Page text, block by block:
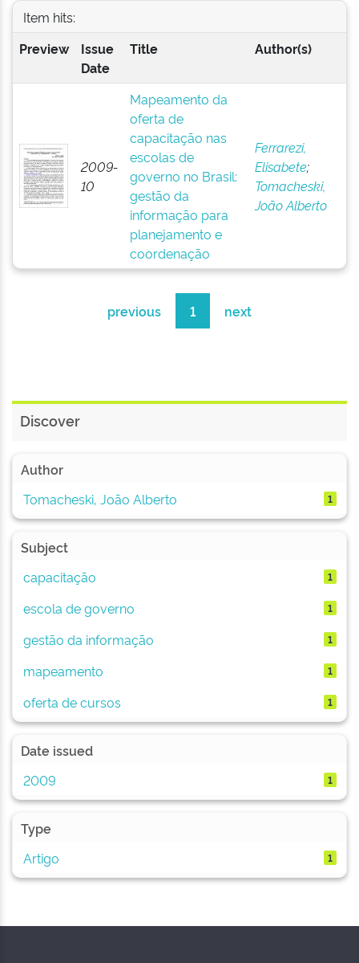
Item hits:
Preview
Issue
Date
Title Author(s)
2009-
10
Mapeamento da
oferta de
capacitação nas
escolas de
governo no Brasil:
gestão da
informação para
planejamento e
coordenação
Ferrarezi,
Elisabete;
Tomacheski,
João Alberto
previous 1 next
Discover
Author
Tomacheski, João Alberto
1
Subject
capacitação
1
escola de governo 1
gestão da informação 1
mapeamento 1
oferta de cursos 1
Date issued
2009
1
Type
Artigo
1